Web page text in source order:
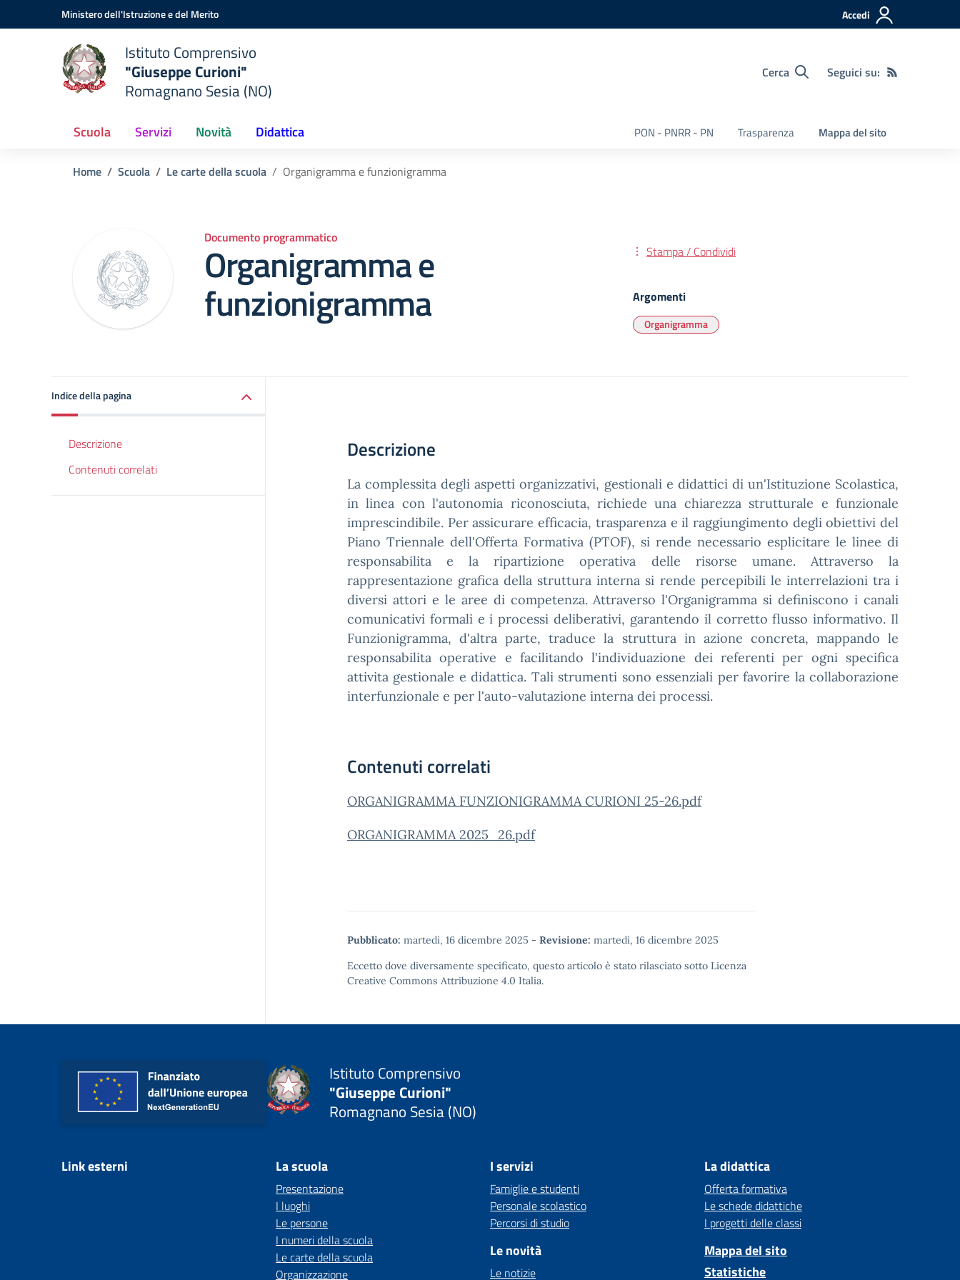
Vai ai contenuti
Vai al menu di navigazioneMinistero dell'Istruzione e del Merito Accedi
Istituto Comprensivo
"Giuseppe Curioni"
Romagnano Sesia (NO)
Cerca Seguici su:
Scuola Servizi Novità Didattica PON - PNRR - PN Trasparenza Mappa del sito
Home Scuola Le carte della scuola Organigramma e funzionigramma
Documento programmatico
Organigramma e
funzionigramma
Stampa / Condividi
Argomenti
Organigramma
Indice della pagina
Descrizione
Contenuti correlati
Descrizione
La complessita degli aspetti organizzativi, gestionali e didattici di un'Istituzione Scolastica,
in linea con l'autonomia riconosciuta, richiede una chiarezza strutturale e funzionale
imprescindibile. Per assicurare efficacia, trasparenza e il raggiungimento degli obiettivi del
Piano Triennale dell'Offerta Formativa (PTOF), si rende necessario esplicitare le linee di
responsabilita e la ripartizione operativa delle risorse umane. Attraverso la
rappresentazione grafica della struttura interna si rende percepibili le interrelazioni tra i
diversi attori e le aree di competenza. Attraverso l'Organigramma si definiscono i canali
comunicativi formali e i processi deliberativi, garantendo il corretto flusso informativo. Il
Funzionigramma, d'altra parte, traduce la struttura in azione concreta, mappando le
responsabilita operative e facilitando l'individuazione dei referenti per ogni specifica
attivita gestionale e didattica. Tali strumenti sono essenziali per favorire la collaborazione
interfunzionale e per l'auto-valutazione interna dei processi.
Contenuti correlati
ORGANIGRAMMA FUNZIONIGRAMMA CURIONI 25-26.pdf
ORGANIGRAMMA 2025_26.pdf
Pubblicato: martedì, 16 dicembre 2025 - Revisione: martedì, 16 dicembre 2025
Eccetto dove diversamente specificato, questo articolo è stato rilasciato sotto Licenza
Creative Commons Attribuzione 4.0 Italia.
Istituto Comprensivo
"Giuseppe Curioni"
Romagnano Sesia (NO)
Link esterni La scuola
Presentazione
I luoghi
Le persone
I numeri della scuola
Le carte della scuola
Organizzazione
I servizi
Famiglie e studenti
Personale scolastico
Percorsi di studio
Le novità
Le notizie
La didattica
Offerta formativa
Le schede didattiche
I progetti delle classi
Mappa del sito
Statistiche